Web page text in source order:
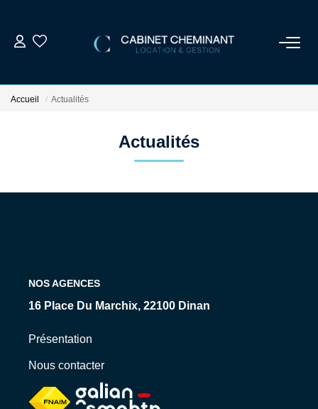
VENDRE
Accueil Actualités
Actualités
NOS AGENCES
16 Place Du Marchix, 22100 Dinan
Présentation
Nous contacter